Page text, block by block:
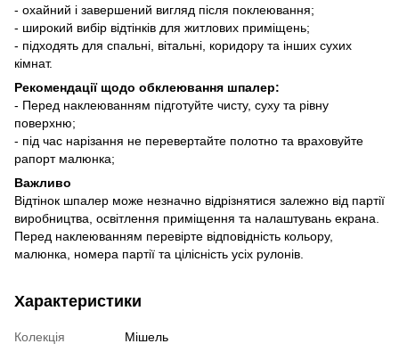
- охайний і завершений вигляд після поклеювання;
- широкий вибір відтінків для житлових приміщень;
- підходять для спальні, вітальні, коридору та інших сухих
кімнат.
Рекомендації щодо обклеювання шпалер:
- Перед наклеюванням підготуйте чисту, суху та рівну
поверхню;
- під час нарізання не перевертайте полотно та враховуйте
рапорт малюнка;
Важливо
Відтінок шпалер може незначно відрізнятися залежно від партії
виробництва, освітлення приміщення та налаштувань екрана.
Перед наклеюванням перевірте відповідність кольору,
малюнка, номера партії та цілісність усіх рулонів.
Характеристики
Колекція
Мішель